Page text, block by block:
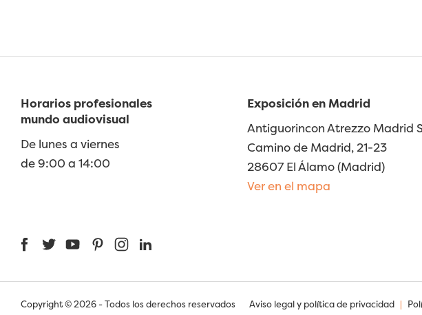
Horarios profesionales
mundo audiovisual
De lunes a viernes
de 9:00 a 14:00
Exposición en Madrid
Antiguorincon Atrezzo Madrid
Camino de Madrid, 21-23
28607 El Álamo (Madrid)
Ver en el mapa
FacebookTwitterYouTubePinterestInstagram
Copyright © 2026 - Todos los derechos reservados Aviso legal y política de privacidad |